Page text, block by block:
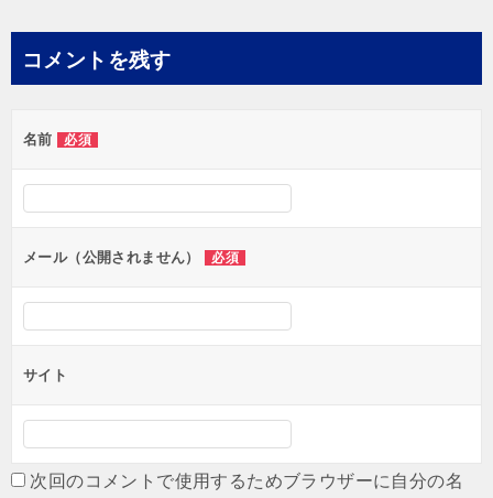
ビ
ー
シ
ョ
ン
コメントを残す
名前 必須
メール（公開されません） 必須
サイト
次回のコメントで使用するためブラウザーに自分の名